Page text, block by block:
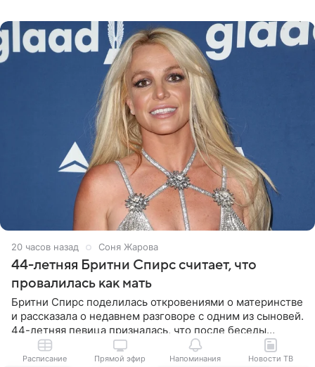
20 часов назад Соня Жарова
44-летняя Бритни Спирс считает, что
провалилась как мать
Бритни Спирс поделилась откровениями о материнстве
и рассказала о недавнем разговоре с одним из сыновей.
44-летняя певица призналась, что после беседы
почувствовала себя плохой матерью. Публикацию
артистки
Расписание Прямой эфир Напоминания Новости ТВ